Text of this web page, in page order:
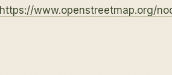
https://www.openstreetmap.org/